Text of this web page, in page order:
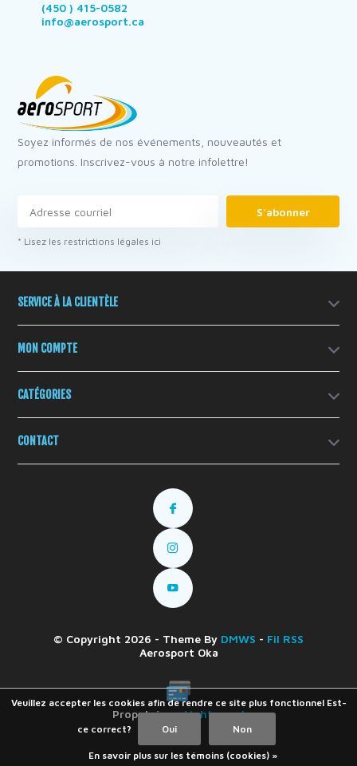
(450 ) 415-0582
info@aerosport.ca
Soyez informés de nos événements, nouveautés et
promotions. Inscrivez-vous à notre infolettre!
S'abonner
* Lisez les restrictions légales ici
SERVICE À LA CLIENTÈLE
MON COMPTE
CATÉGORIES
CONTACT
© Copyright 2026 - Theme By DMWS - Fil RSS
Aerosport Oka
Propulsé parLightspeed
Veuillez accepter les cookies afin de rendre ce site plus fonctionnel Est-
ce correct? Oui Non
En savoir plus sur les témoins (cookies) »